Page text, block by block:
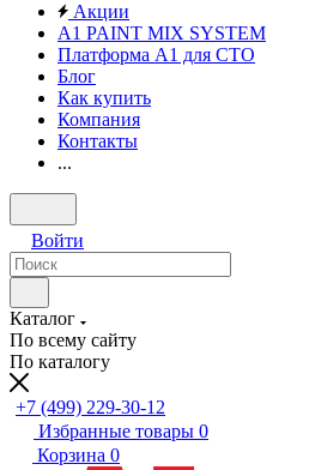
Акции
A1 PAINT MIX SYSTEM
Платформа А1 для СТО
Блог
Как купить
Компания
Контакты
...
Войти
Каталог
По всему сайту
По каталогу
+7 (499) 229-30-12
Избранные товары 0
Корзина 0